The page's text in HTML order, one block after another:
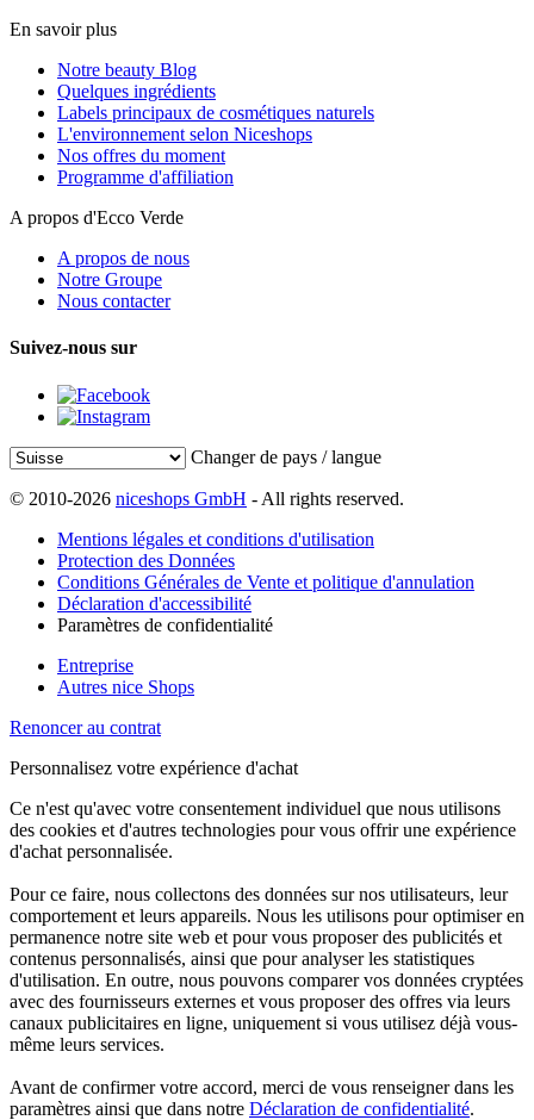
En savoir plus
Notre beauty Blog
Quelques ingrédients
Labels principaux de cosmétiques naturels
L'environnement selon Niceshops
Nos offres du moment
Programme d'affiliation
A propos d'Ecco Verde
A propos de nous
Notre Groupe
Nous contacter
Suivez-nous sur
Changer de pays / langue
© 2010-2026 niceshops GmbH - All rights reserved.
Mentions légales et conditions d'utilisation
Protection des Données
Conditions Générales de Vente et politique d'annulation
Déclaration d'accessibilité
Paramètres de confidentialité
Entreprise
Autres nice Shops
Renoncer au contrat
Personnalisez votre expérience d'achat
Ce n'est qu'avec votre consentement individuel que nous utilisons
des cookies et d'autres technologies pour vous offrir une expérience
d'achat personnalisée.
Pour ce faire, nous collectons des données sur nos utilisateurs, leur
comportement et leurs appareils. Nous les utilisons pour optimiser en
permanence notre site web et pour vous proposer des publicités et
contenus personnalisés, ainsi que pour analyser les statistiques
d'utilisation. En outre, nous pouvons comparer vos données cryptées
avec des fournisseurs externes et vous proposer des offres via leurs
canaux publicitaires en ligne, uniquement si vous utilisez déjà vous-
même leurs services.
Avant de confirmer votre accord, merci de vous renseigner dans les
paramètres ainsi que dans notre Déclaration de confidentialité.